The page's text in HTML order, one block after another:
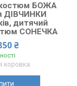
костюм БОЖА
ДІВЧИНКИ
дитячий
СОНЕЧКА
₴
коровка